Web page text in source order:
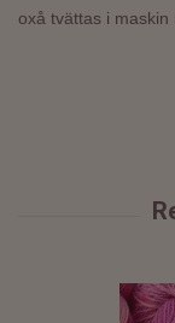
oxå tvättas i